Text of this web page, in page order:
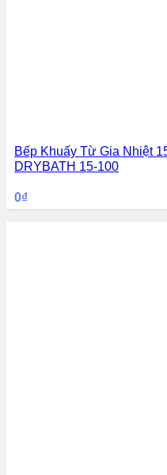
Bếp Khuấy Từ Gia Nhiệt
DRYBATH 15-100
0₫